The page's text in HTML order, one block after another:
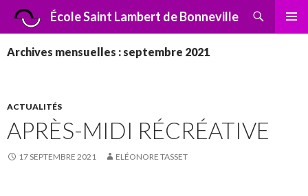
École Saint Lambert de Bonneville
Recherche
ALLER
CONTENU
Archives mensuelles : septembre 2021
ACTUALITÉS
APRÈS-MIDI RÉCRÉATIVE
17 SEPTEMBRE 2021 ELÉONORE TASSET